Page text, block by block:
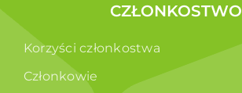
CZŁONKOSTWO
Korzyści członkostwa
Członkowie